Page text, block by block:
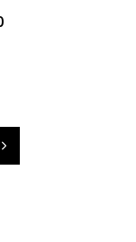
次
の